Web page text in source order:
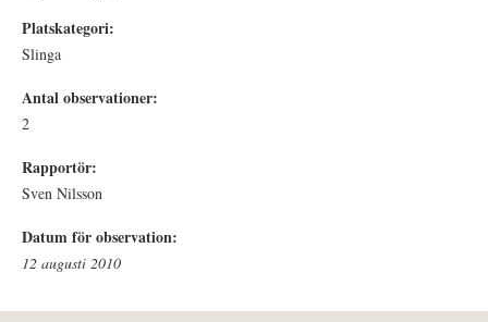
Platskategori:
Slinga
Antal observationer:
2
Rapportör:
Sven Nilsson
Datum för observation:
12 augusti 2010